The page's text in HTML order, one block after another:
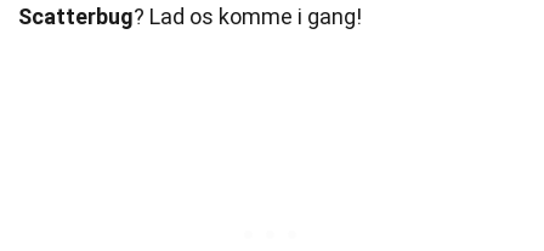
Scatterbug? Lad os komme i gang!